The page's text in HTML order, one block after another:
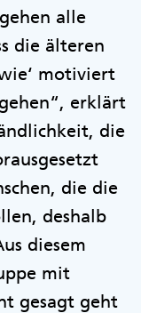
alle
die älteren
motiviert
erklärt
die
die die
deshalb
diesem
mit
gesagt geht